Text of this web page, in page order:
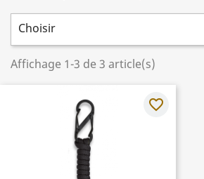
Choisir
Affichage 1-3 de 3 article(s)
favorite_border